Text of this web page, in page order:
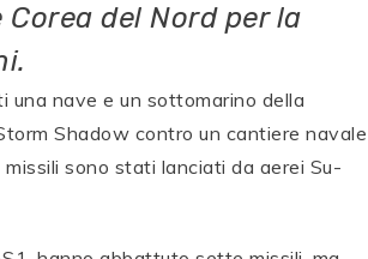
del Nord per la
una nave e un sottomarino della
Shadow contro un cantiere navale
sono stati lanciati da aerei Su-